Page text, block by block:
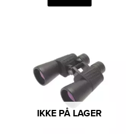
IKKE PÅ LAGER